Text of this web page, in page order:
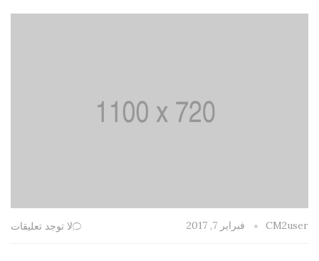
CM2user فبراير 7, 2017 لا توجد تعليقات